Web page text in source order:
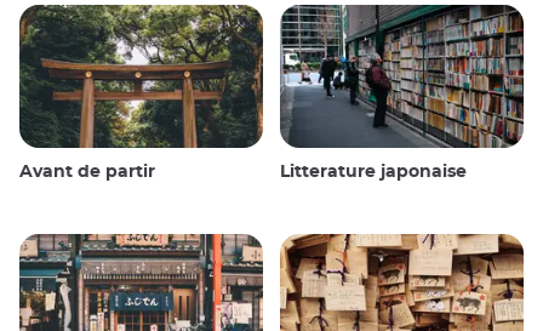
Avant de partir Litterature japonaise